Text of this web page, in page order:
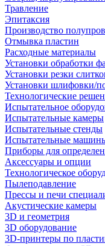
Травление
Эпитаксия
Производство
Отмывка пластин
Расходные материалы
Установки обработки
Установки резки
Установки шлифовки/
Технологические
Испытательное
Испытательные камеры
Испытательные стенды
Испытательные
Приборы для
Аксессуары и опции
Технологическое
Пылеподавление
Прессы и печи
Акустические камеры
3D и геометрия
3D оборудование
3D-принтеры по